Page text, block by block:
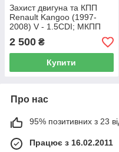
Захист двигуна та КПП
Renault Kangoo (1997-
2008) V - 1.5CDI; МКПП
2 500 ₴
Купити
Про нас
95% позитивних з 23
Працює з 16.02.2011